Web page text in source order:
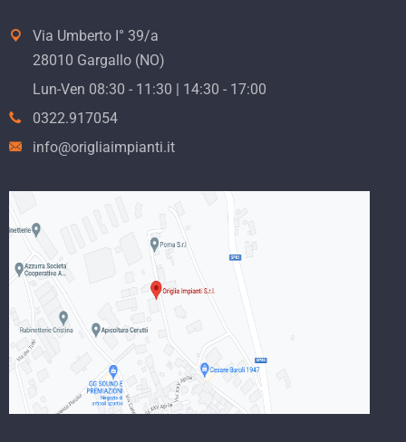
Via Umberto I° 39/a
28010 Gargallo (NO)
Lun-Ven 08:30 - 11:30 | 14:30 - 17:00
0322.917054
info@origliaimpianti.it